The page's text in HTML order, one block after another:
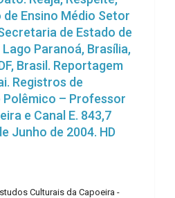
Ensino Médio Setor
de Estado de
Lago Paranoá, Brasília,
Brasil. Reportagem
Registros de
– Professor
e Canal E. 843,7
Junho de 2004. HD
Culturais da Capoeira -